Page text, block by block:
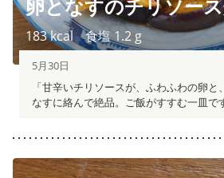
卵となすのチリソー
183kcal 食塩1.2g
5月30日
「甘辛いチリソースが、ふわふわの卵
なすに絡んで絶品。ご飯がすすむ一皿で